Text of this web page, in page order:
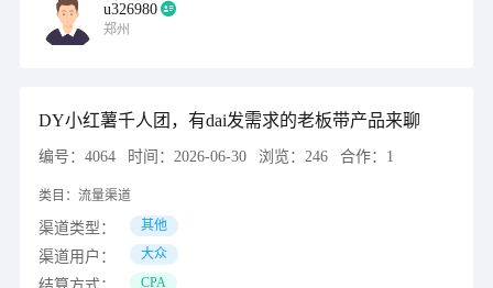
u326980
郑州
DY小红薯千人团，有dai发需求的老板带产品来聊
编号： 4064 时间： 2026-06-30 浏览： 246 合作： 1
类目： 流量渠道
渠道类型： 其他
渠道用户： 大众
CPA